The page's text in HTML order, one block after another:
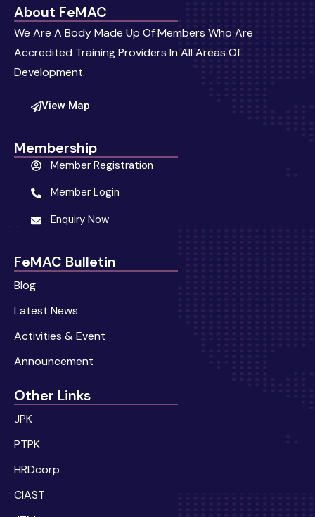
About FeMAC
We Are A Body Made Up Of Members Who Are
Accredited Training Providers In All Areas Of
Development.
View Map
Membership
Member Registration
Member Login
Enquiry Now
FeMAC Bulletin
Blog
Latest News
Activities & Event
Announcement
Other Links
JPK
PTPK
HRDcorp
CIAST